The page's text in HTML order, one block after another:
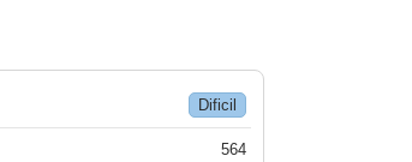
Dificil
564